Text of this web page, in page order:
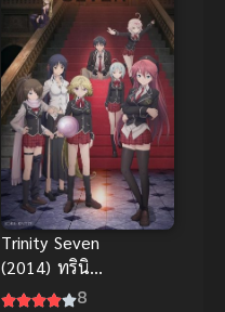
พากย์ไทย
Trinity Seven
(2014) ทรินิตี้
เซเว่น 7 จ้าว
8